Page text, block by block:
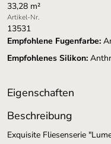
33,28 m²
Artikel-Nr.
13531
Empfohlene Fugenfarbe:
Empfohlenes Silikon:
Eigenschaften
Beschreibung
Exquisite Fliesenserie